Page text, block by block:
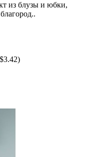
из блузы и юбки,